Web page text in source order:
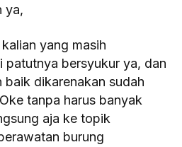
ya,
yang masih
patutnya bersyukur ya, dan
baik dikarenakan sudah
tanpa harus banyak
aja ke topik
burung